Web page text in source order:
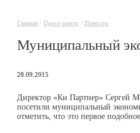
Главная / Пресс-центр / Новости
Муниципальный
28.09.2015
Директор «Ки Партнер» Сергей
посетили муниципальный
отметить, что это первое